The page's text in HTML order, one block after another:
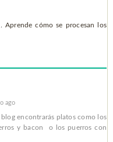
Aprende cómo se procesan los
ago
encontrarás platos como los
y bacon o los puerros con